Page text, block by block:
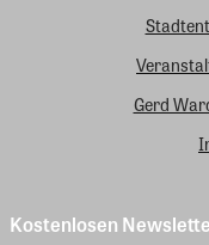
Gerd
Kostenlosen